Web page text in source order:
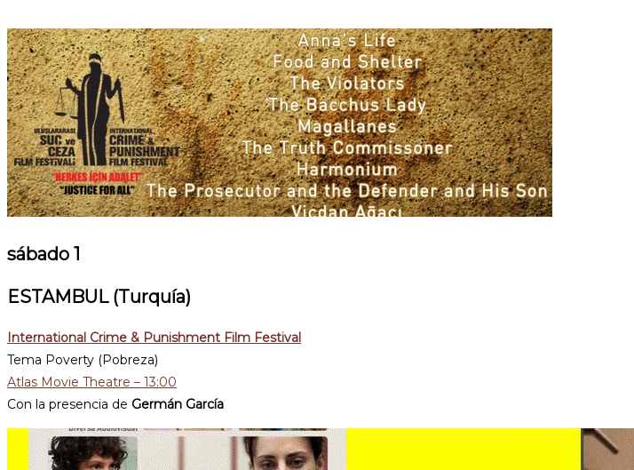
sábado 1
ESTAMBUL (Turquía)
International Crime & Punishment Film Festival
Tema Poverty (Pobreza)
Atlas Movie Theatre – 13:00
Con la presencia de Germán García